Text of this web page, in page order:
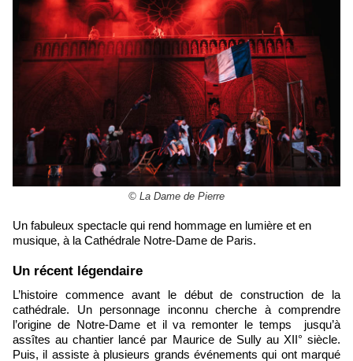
© La Dame de Pierre
Un fabuleux spectacle qui rend hommage en lumière et en
musique, à la Cathédrale Notre-Dame de Paris.
Un récent légendaire
L’histoire commence avant le début de construction de la
cathédrale. Un personnage inconnu cherche à comprendre
l’origine de Notre-Dame et il va remonter le temps jusqu’à
assîtes au chantier lancé par Maurice de Sully au XII° siècle.
Puis, il assiste à plusieurs grands événements qui ont marqué